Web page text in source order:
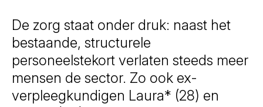
De zorg staat onder druk: naast het
bestaande, structurele
personeelstekort verlaten steeds meer
mensen de sector. Zo ook ex-
verpleegkundigen Laura* (28) en